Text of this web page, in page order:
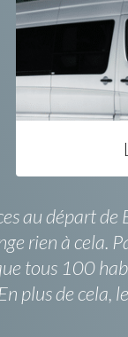
au départ
rien à cela.
tous 100
plus de